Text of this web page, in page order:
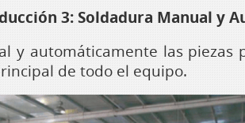
3: Soldadura Manual y
y automáticamente las piezas
de todo el equipo.